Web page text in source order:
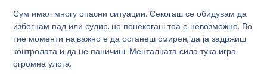
Сум имал многу опасни ситуации. Секогаш се обидувам да
избегнам пад или судир, но понекогаш тоа е невозможно. Во
тие моменти најважно е да останеш смирен, да ја задржиш
контролата и да не паничиш. Менталната сила тука игра
огромна улога.